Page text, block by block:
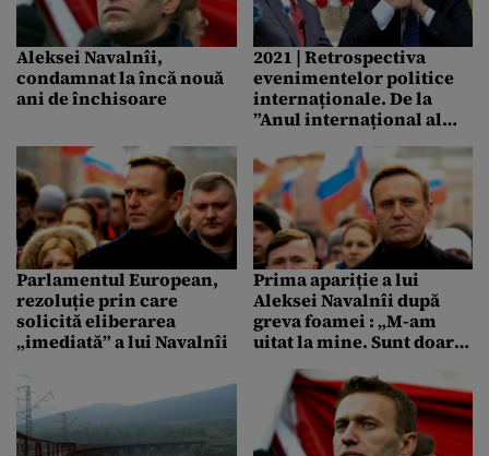
Aleksei Navalnîi,
condamnat la încă nouă
ani de închisoare
2021 | Retrospectiva
evenimentelor politice
internaționale. De la
”Anul internațional al
germenii noului ”Război
Rece”
Parlamentul European,
rezoluție prin care
solicită eliberarea
„imediată” a lui Navalnîi
Prima apariție a lui
Aleksei Navalnîi după
greva foamei : „M-am
uitat la mine. Sunt doar